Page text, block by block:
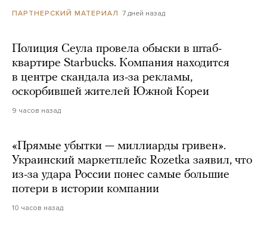
ПАРТНЕРСКИЙ МАТЕРИАЛ 7 дней назад
Полиция Сеула провела обыски в штаб-
квартире Starbucks. Компания находится
в центре скандала из-за рекламы,
оскорбившей жителей Южной Кореи
9 часов назад
«Прямые убытки — миллиарды гривен».
Украинский маркетплейс Rozetka заявил, что
из-за удара России понес самые большие
потери в истории компании
10 часов назад